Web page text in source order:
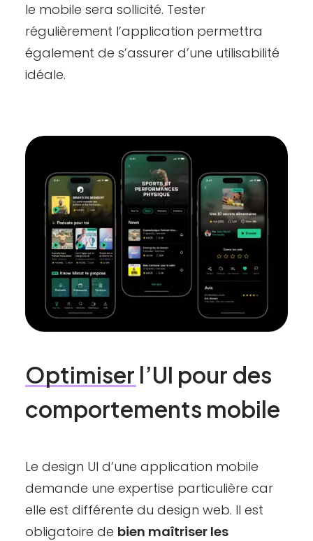
le mobile sera sollicité. Tester
régulièrement l’application permettra
également de s’assurer d’une utilisabilité
idéale.
Optimiser l’UI pour des
comportements mobile
Le design UI d’une application mobile
demande une expertise particulière car
elle est différente du design web. Il est
obligatoire de bien maîtriser les